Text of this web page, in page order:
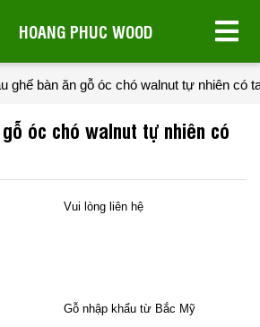
HOANG PHUC WOOD
ghế bàn ăn gỗ óc chó walnut tự nhiên có
óc chó walnut tự nhiên có
Vui lòng liên hệ
Gỗ nhập khẩu từ Bắc Mỹ